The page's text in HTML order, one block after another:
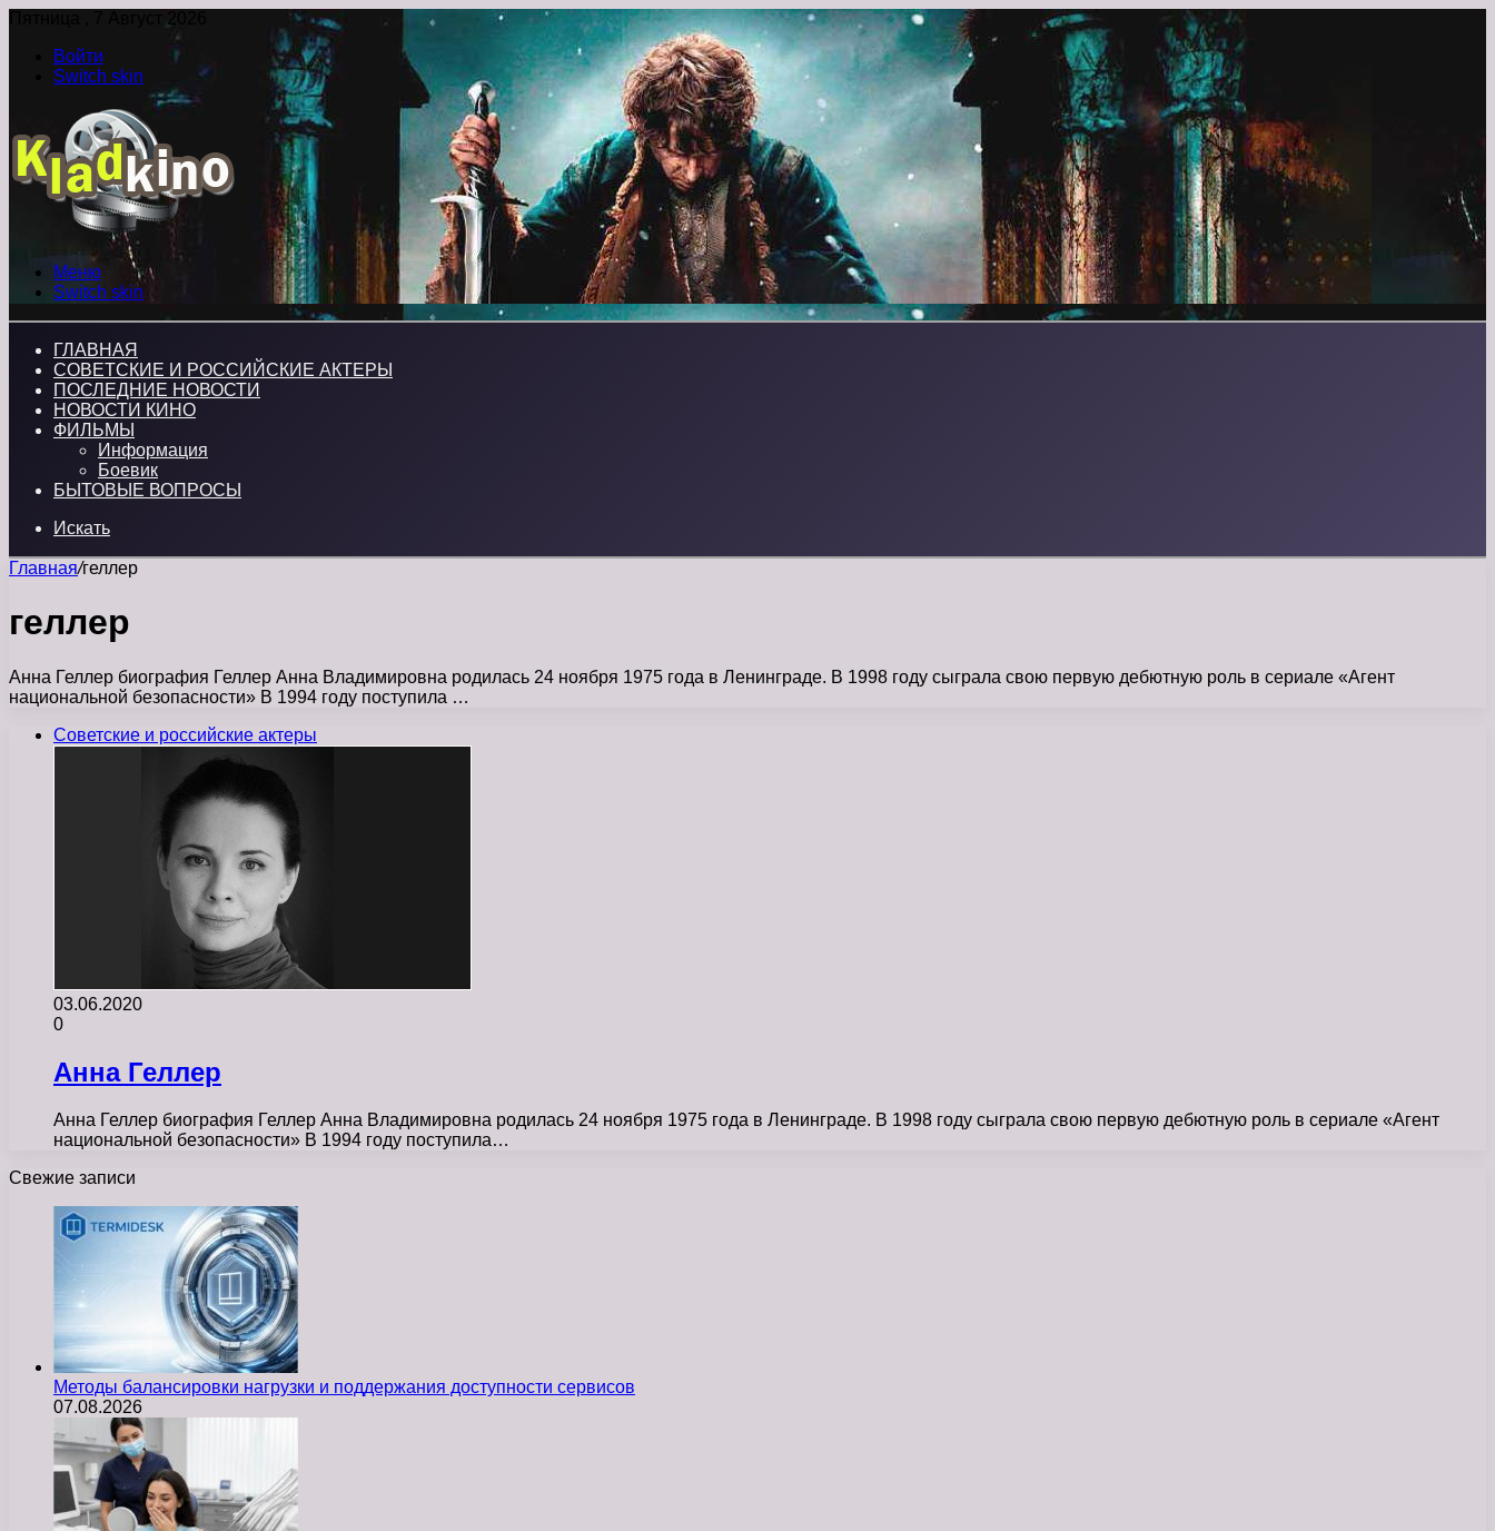
Пятница , 7 Август 2026
Войти
Switch skin
Меню
Switch skin
ГЛАВНАЯ
СОВЕТСКИЕ И РОССИЙСКИЕ АКТЕРЫ
ПОСЛЕДНИЕ НОВОСТИ
НОВОСТИ КИНО
ФИЛЬМЫ
Информация
Боевик
БЫТОВЫЕ ВОПРОСЫ
Искать
Главная/геллер
геллер
Анна Геллер биография Геллер Анна Владимировна родилась 24 ноября 1975 года в Ленинграде. В 1998 году сыграла свою первую дебютную роль в сериале «Агент
национальной безопасности» В 1994 году поступила …
Советские и российские актеры
03.06.2020
0
Анна Геллер
Анна Геллер биография Геллер Анна Владимировна родилась 24 ноября 1975 года в Ленинграде. В 1998 году сыграла свою первую дебютную роль в сериале «Агент
национальной безопасности» В 1994 году поступила…
Свежие записи
Методы балансировки нагрузки и поддержания доступности сервисов
07.08.2026